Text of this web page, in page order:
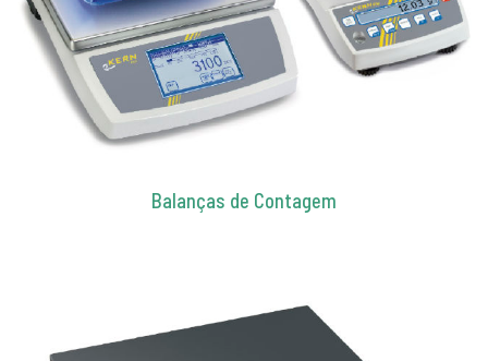
Balanças de Contagem